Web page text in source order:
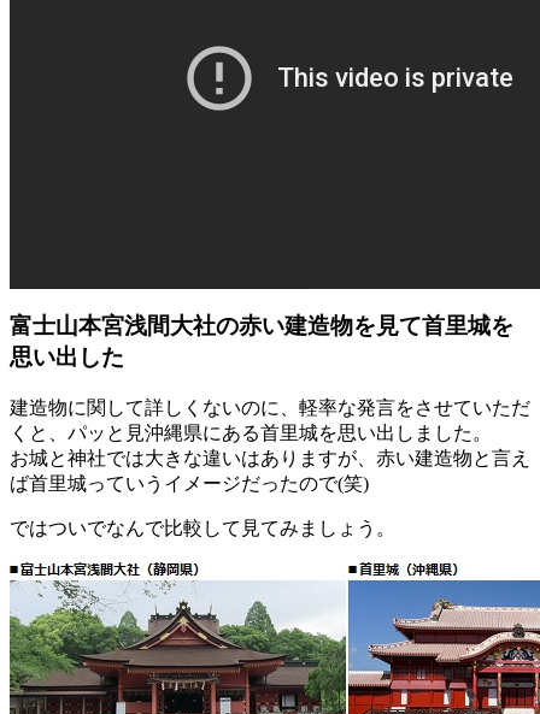
富士山本宮浅間大社の赤い建造物を見て首里城を
思い出した
建造物に関して詳しくないのに、軽率な発言をさせていただ
くと、パッと見沖縄県にある首里城を思い出しました。
お城と神社では大きな違いはありますが、赤い建造物と言え
ば首里城っていうイメージだったので(笑)
ではついでなんで比較して見てみましょう。